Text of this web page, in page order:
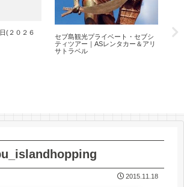
(２０２６
セブ島観光プライベート・セブシ
ティツアー｜ASレンタカー＆アリ
サトラベル
セ
2015.11.18